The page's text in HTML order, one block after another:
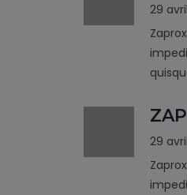
29
ZAP
29